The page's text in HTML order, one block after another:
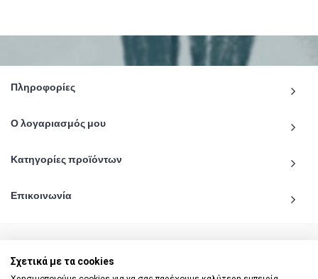
Πληροφορίες
Ο λογαριασμός μου
Κατηγορίες προϊόντων
Επικοινωνία
© 2020 - 2026 katiginetai.gr All Rights Reserved.
Σχετικά με τα cookies